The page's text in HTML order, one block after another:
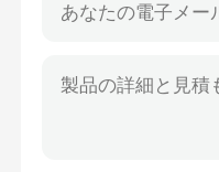
プロダクト